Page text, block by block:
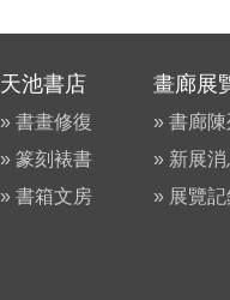
天池書店
» 書畫修復
» 篆刻裱書
» 書箱文房
畫廊展
» 書廊
» 新展
» 展覽